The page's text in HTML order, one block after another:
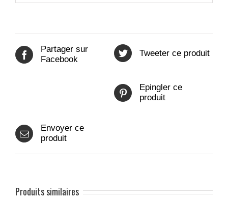
Partager sur
Facebook
Tweeter ce produit
Epingler ce
produit
Envoyer ce
produit
Produits similaires